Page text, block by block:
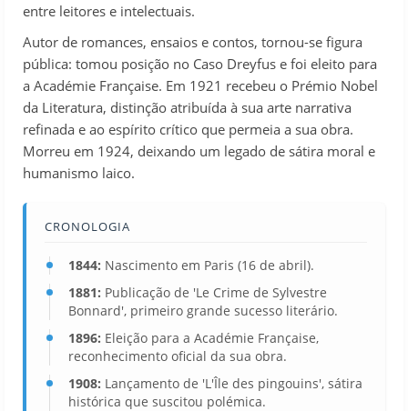
entre leitores e intelectuais.
Autor de romances, ensaios e contos, tornou-se figura
pública: tomou posição no Caso Dreyfus e foi eleito para
a Académie Française. Em 1921 recebeu o Prémio Nobel
da Literatura, distinção atribuída à sua arte narrativa
refinada e ao espírito crítico que permeia a sua obra.
Morreu em 1924, deixando um legado de sátira moral e
humanismo laico.
CRONOLOGIA
1844: Nascimento em Paris (16 de abril).
1881: Publicação de 'Le Crime de Sylvestre
Bonnard', primeiro grande sucesso literário.
1896: Eleição para a Académie Française,
reconhecimento oficial da sua obra.
1908: Lançamento de 'L'Île des pingouins', sátira
histórica que suscitou polémica.